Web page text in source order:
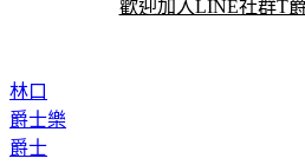
歡迎加入LINE社群T
林口
爵士樂
爵士